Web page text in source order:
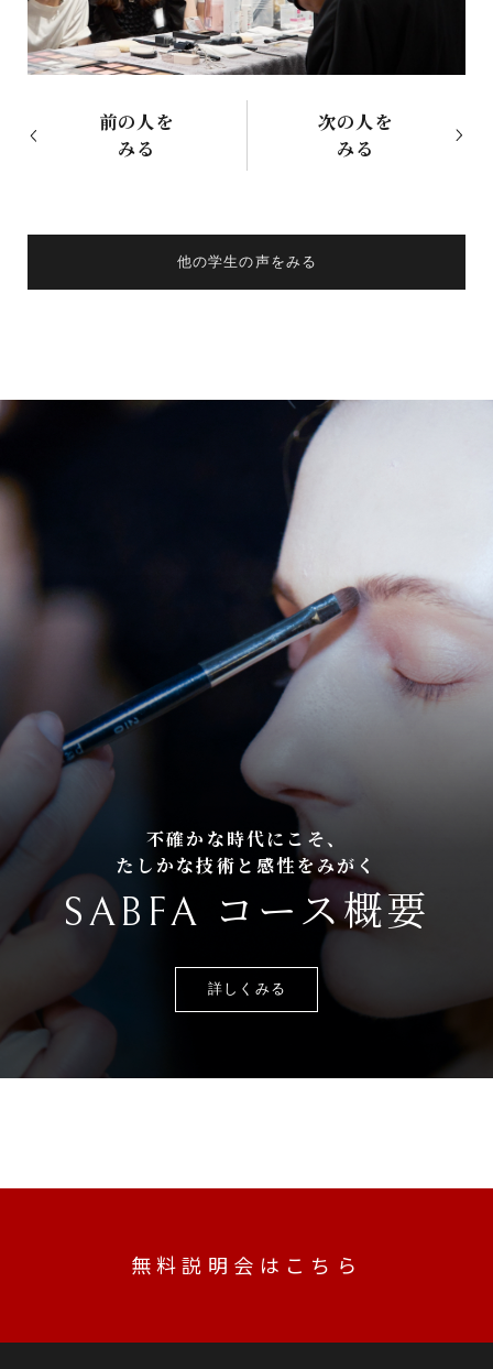
前の人を
みる
次の人を
みる
他の学生の声をみる
不確かな時代にこそ、
たしかな技術と感性をみがく
SABFA コース概要
詳しくみる
無料説明会はこちら